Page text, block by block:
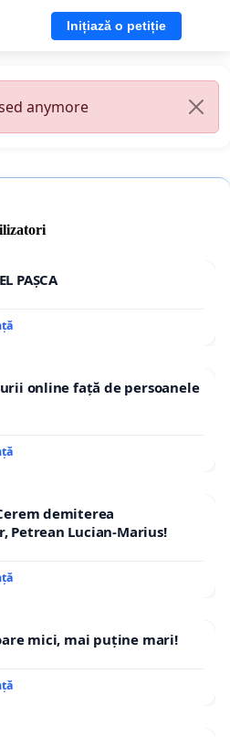
Inițiază o petiție
anymore
PAȘCA
online față de persoanele
demiterea
Lucian-Marius!
mici, mai puține mari!